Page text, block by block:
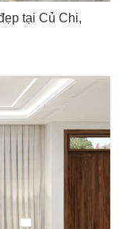
tại Củ Chi,